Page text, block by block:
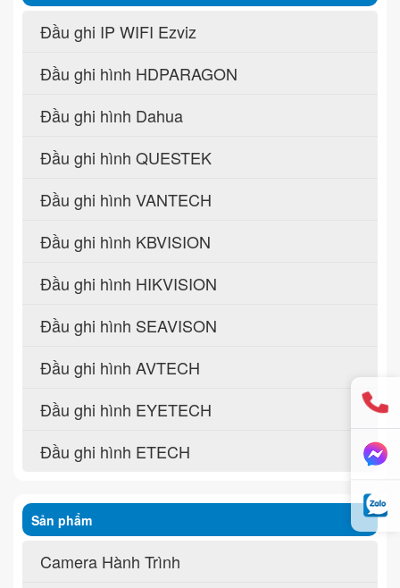
Đầu ghi IP WIFI Ezviz
Đầu ghi hình HDPARAGON
Đầu ghi hình Dahua
Đầu ghi hình QUESTEK
Đầu ghi hình VANTECH
Đầu ghi hình KBVISION
Đầu ghi hình HIKVISION
Đầu ghi hình SEAVISON
Đầu ghi hình AVTECH
Đầu ghi hình EYETECH
Đầu ghi hình ETECH
Sản phẩm
Camera Hành Trình